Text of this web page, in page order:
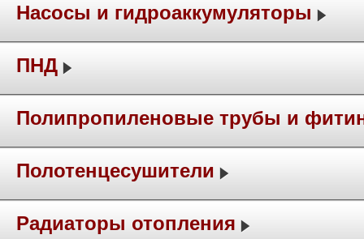
Насосы и гидроаккумуляторы
ПНД
Полипропиленовые трубы и
Полотенцесушители
Радиаторы отопления